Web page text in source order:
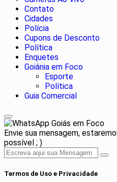
Contato
Cidades
Polícia
Cupons de Desconto
Política
Enquetes
Goiânia em Foco
Esporte
Política
Guia Comercial
Goiás em Foco
Envie sua mensagem,
possível ; )
Termos de Uso e Privacidade